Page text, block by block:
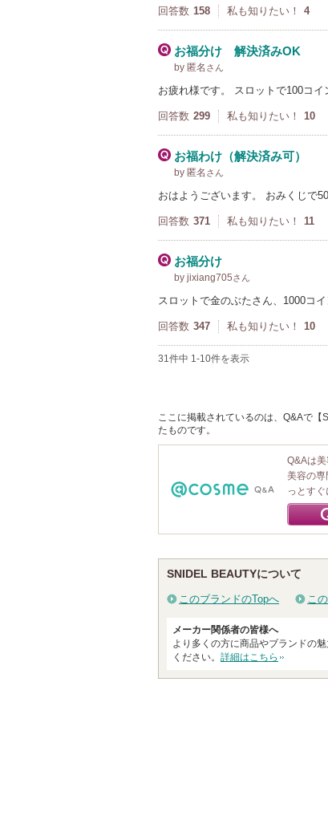
回答数 158 私も知りたい！ 4
お福分け 解決済みOK
by 匿名 さん
お疲れ様です。 スロットで100コ
回答数 299 私も知りたい！ 10
お福わけ（解決済み可）
by 匿名 さん
おはようございます。 おみくじで
回答数 371 私も知りたい！ 11
お福分け
by jixiang705さん
スロットで金のぶたさん、1000コ
回答数 347 私も知りたい！ 10
31件中 1-10件を表示
ここに掲載されているのは、Q&Aで【
たものです。
Q&Aは
美容の専
っとすぐ
SNIDEL BEAUTYについて
このブランドのTopへ こ
メーカー関係者の皆様へ
より多くの方に商品やブランドの
ください。 詳細はこちら